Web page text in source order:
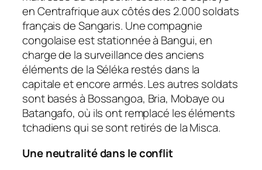
en Centrafrique aux côtés des 2.000 soldats
français de Sangaris. Une compagnie
congolaise est stationnée à Bangui, en
charge de la surveillance des anciens
éléments de la Séléka restés dans la
capitale et encore armés. Les autres soldats
sont basés à Bossangoa, Bria, Mobaye ou
Batangafo, où ils ont remplacé les éléments
tchadiens qui se sont retirés de la Misca.
Une neutralité dans le conflit